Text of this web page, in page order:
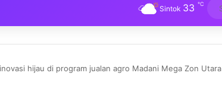
Sintok 33 ℃
hijau di program jualan agro Madani Mega Zon Utara